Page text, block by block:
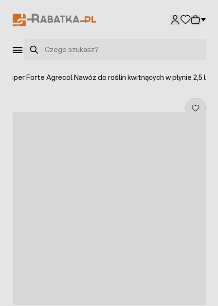
Szukaj
Super Forte Agrecol Nawóz do roślin kwitnących w płynie 2,5 l